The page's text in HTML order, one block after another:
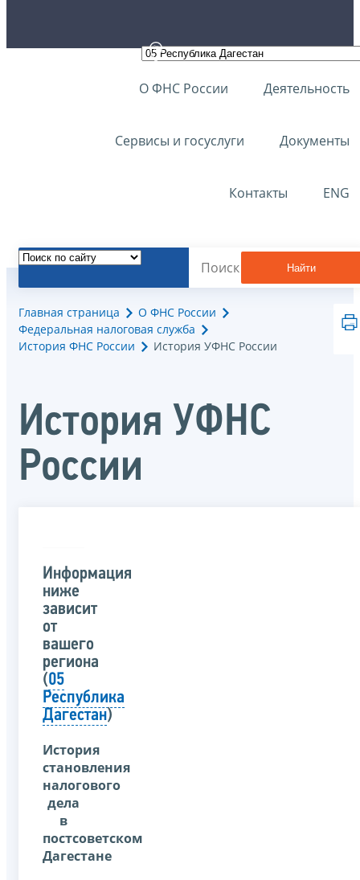
О ФНС России Деятельность
Сервисы и госуслуги Документы
Контакты ENG
Найти
Главная страница
О ФНС России
Федеральная налоговая служба
История ФНС России
История УФНС России
История УФНС
России
Информация
ниже
зависит
от
вашего
региона
(05
Республика
Дагестан)
История
становления
налогового
дела
в
постсоветском
Дагестане